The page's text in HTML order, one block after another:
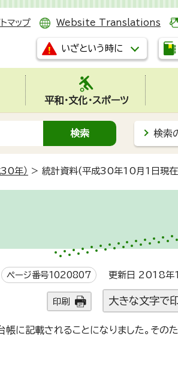
マップ Website Translations
いざという時に
平和・文化・スポーツ
検索
年） > 統計資料(平成30年10月1日現
ページ番号1020807 更新日 2018年
印刷 大きな文字で
に記載されることになりました。そのた